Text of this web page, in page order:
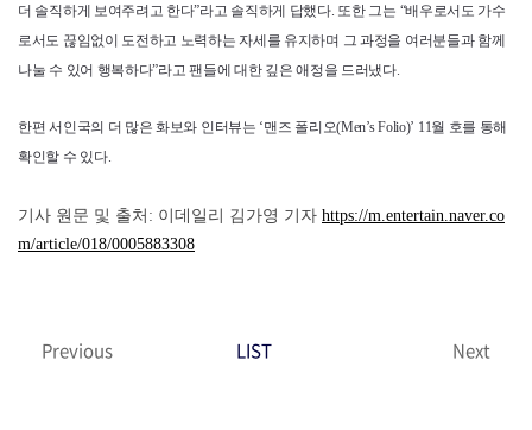
더 솔직하게 보여주려고 한다”라고 솔직하게 답했다. 또한 그는 “배우로서도 가수
로서도 끊임없이 도전하고 노력하는 자세를 유지하며 그 과정을 여러분들과 함께
나눌 수 있어 행복하다”라고 팬들에 대한 깊은 애정을 드러냈다.
한편 서인국의 더 많은 화보와 인터뷰는 ‘맨즈 폴리오(Men’s Folio)’ 11월 호를 통해
확인할 수 있다.
기사 원문 및 출처: 이데일리 김가영 기자 https://m.entertain.naver.co
m/article/018/0005883308
Previous LIST Next